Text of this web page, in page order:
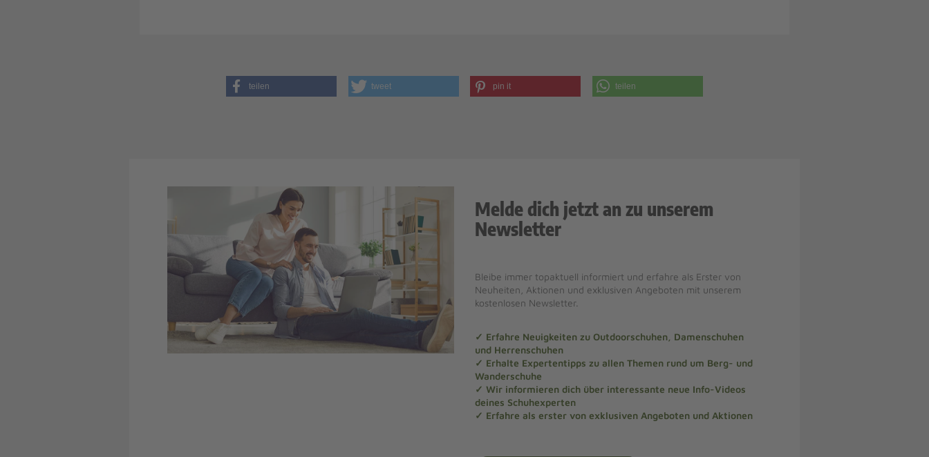
teilen tweet pin it teilen
Melde dich jetzt an zu unserem
Newsletter
Bleibe immer topaktuell informiert und erfahre als Erster von
Neuheiten, Aktionen und exklusiven Angeboten mit unserem
kostenlosen Newsletter.
✓ Erfahre Neuigkeiten zu Outdoorschuhen, Damenschuhen
und Herrenschuhen
✓ Erhalte Expertentipps zu allen Themen rund um Berg- und
Wanderschuhe
✓ Wir informieren dich über interessante neue Info-Videos
deines Schuhexperten
✓ Erfahre als erster von exklusiven Angeboten und Aktionen